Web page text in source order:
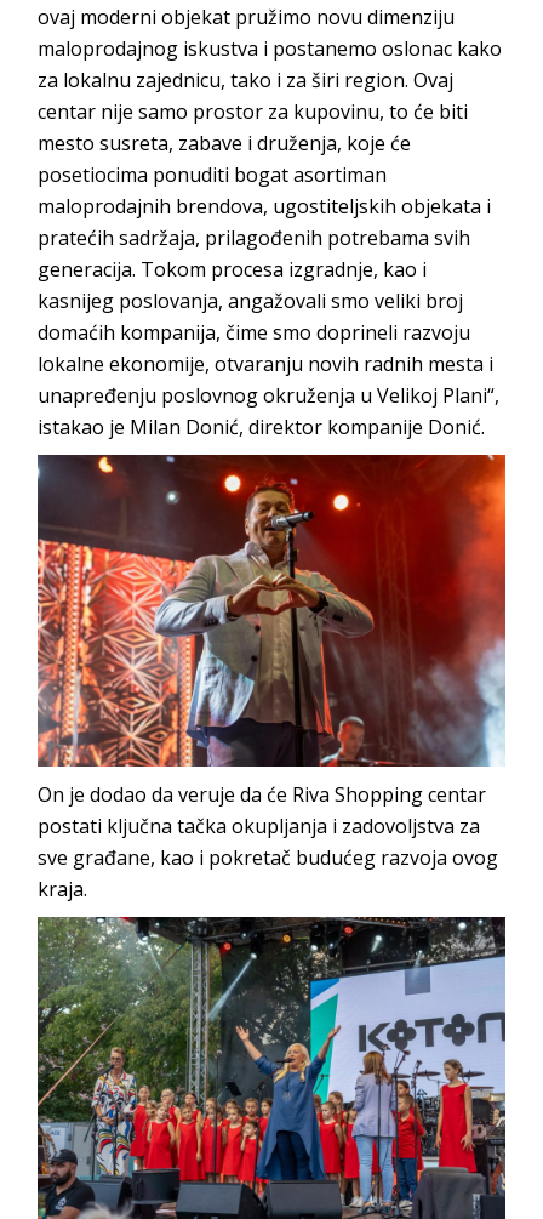
ovaj moderni objekat pružimo novu dimenziju
maloprodajnog iskustva i postanemo oslonac kako
za lokalnu zajednicu, tako i za širi region. Ovaj
centar nije samo prostor za kupovinu, to će biti
mesto susreta, zabave i druženja, koje će
posetiocima ponuditi bogat asortiman
maloprodajnih brendova, ugostiteljskih objekata i
pratećih sadržaja, prilagođenih potrebama svih
generacija. Tokom procesa izgradnje, kao i
kasnijeg poslovanja, angažovali smo veliki broj
domaćih kompanija, čime smo doprineli razvoju
lokalne ekonomije, otvaranju novih radnih mesta i
unapređenju poslovnog okruženja u Velikoj Plani“,
istakao je Milan Donić, direktor kompanije Donić.
On je dodao da veruje da će Riva Shopping centar
postati ključna tačka okupljanja i zadovoljstva za
sve građane, kao i pokretač budućeg razvoja ovog
kraja.